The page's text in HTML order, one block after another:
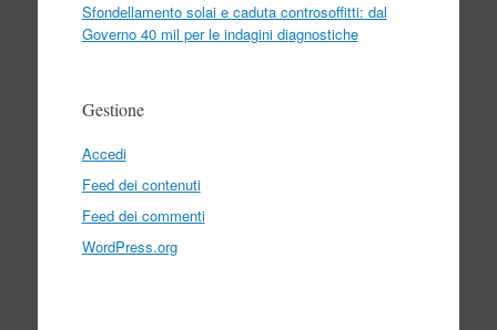
Sfondellamento solai e caduta controsoffitti: dal
Governo 40 mil per le indagini diagnostiche
Gestione
Accedi
Feed dei contenuti
Feed dei commenti
WordPress.org